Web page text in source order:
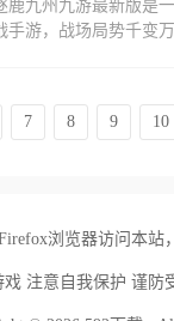
鹿九州九游最新版是
手游，战场局势千变
进攻。
7 8 9 10
浏览器访问本
注意自我保护 谨